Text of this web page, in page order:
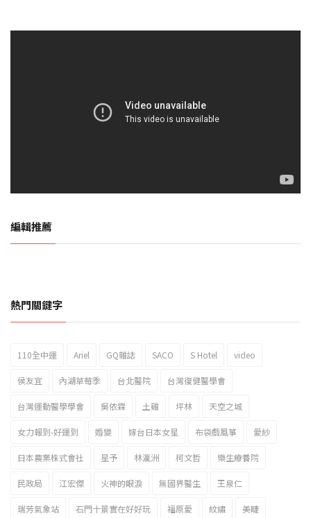
編輯推薦
2023新北市北海岸國際風箏節「風在石起」霸氣回歸
熱門關鍵字
110全中運 Ariel GQ雜誌 SACO S Hotel video
侯友宜 內湖草莓季 台北醫院 台灣復健醫學會
台灣運動醫學學會 吳依霖 土雞 坪林 天空之城
女力報到-好運到 婚變 嫁台日本女星 布袋戲風箏 愛紗
日本農業株式會社 星予 林瀛洲 柯文哲 樂生療養院
民政局 江宏傑 火神的眼淚 無國界醫生 王泉仁
瑞芳氣象站 石門十景實在好好玩 福原愛 紋繡 美睫